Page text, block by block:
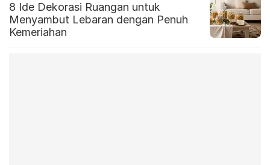
8 Ide Dekorasi Ruangan untuk
Menyambut Lebaran dengan Penuh
Kemeriahan